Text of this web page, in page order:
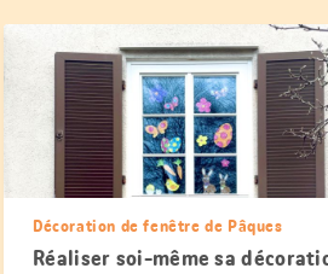
Décoration de fenêtre de Pâques
Réaliser soi-même sa